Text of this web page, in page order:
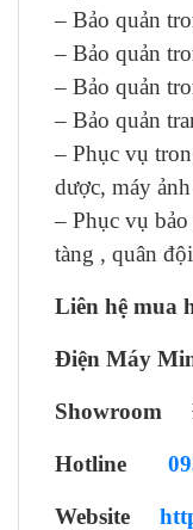
– Bảo quản
– Bảo quản
– Bảo quản
– Bảo quản
– Phục vụ
dược, máy
– Phục vụ
tàng , quân
Liên hệ mua
Điện Máy
Showroom
Hotline
Website